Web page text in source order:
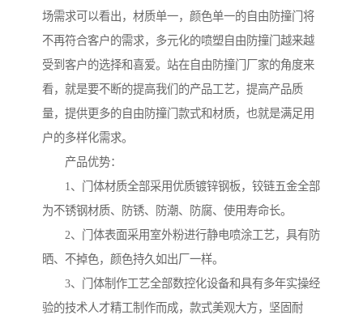
场需求可以看出，材质单一，颜色单一的自由防撞门将
不再符合客户的需求，多元化的喷塑自由防撞门越来越
受到客户的选择和喜爱。站在自由防撞门厂家的角度来
看，就是要不断的提高我们的产品工艺，提高产品质
量，提供更多的自由防撞门款式和材质，也就是满足用
户的多样化需求。
产品优势：
1、门体材质全部采用优质镀锌钢板，铰链五金全部
为不锈钢材质、防锈、防潮、防腐、使用寿命长。
2、门体表面采用室外粉进行静电喷涂工艺，具有防
晒、不掉色，颜色持久如出厂一样。
3、门体制作工艺全部数控化设备和具有多年实操经
验的技术人才精工制作而成，款式美观大方，坚固耐